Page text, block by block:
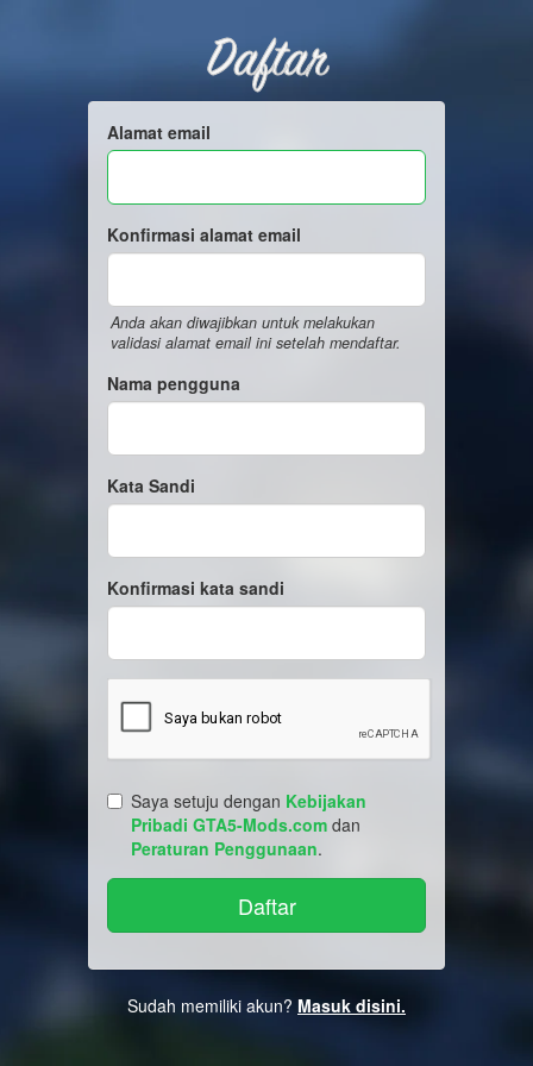
Daftar
Alamat email
Konfirmasi alamat email
Anda akan diwajibkan untuk melakukan
validasi alamat email ini setelah mendaftar.
Nama pengguna
Kata Sandi
Konfirmasi kata sandi
Saya setuju dengan Kebijakan
Pribadi GTA5-Mods.com dan
Peraturan Penggunaan.
Sudah memiliki akun? Masuk disini.